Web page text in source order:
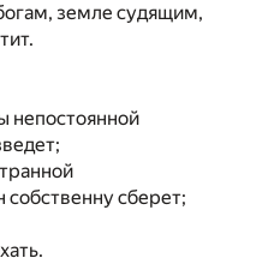
земле судящим,
непостоянной
сберет;